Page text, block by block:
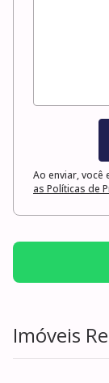
Ao enviar, você
as Políticas de
Imóveis